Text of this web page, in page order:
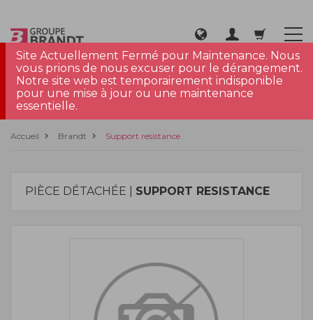
Site Actuellement Fermé pour Maintenance. Nous
vous prions de nous excuser pour le dérangement.
Notre site web est temporairement indisponible
pour une mise à jour ou une maintenance
essentielle.
Accueil Brandt Support resistance
PIÈCE DÉTACHÉE | SUPPORT RESISTANCE